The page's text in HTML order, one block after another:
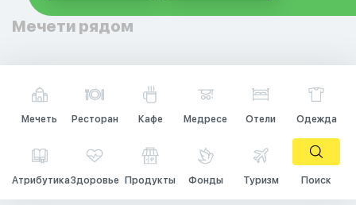
Мечети рядом
Мечеть Ресторан Кафе Медресе Отели Одежда
АтрибутикаЗдоровье Продукты Фонды Туризм Поиск